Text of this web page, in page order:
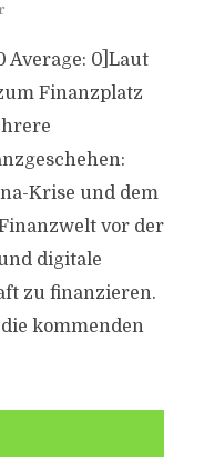
Average: 0]Laut
Finanzplatz
Krise und dem
vor der
digitale
zu finanzieren.
kommenden